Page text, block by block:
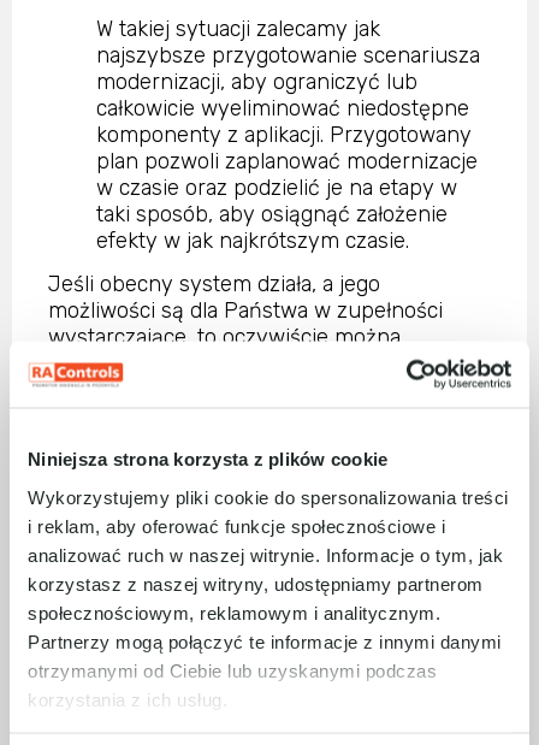
Niniejsza strona korzysta z plików cookie
Wykorzystujemy pliki cookie do spersonalizowania treści
i reklam, aby oferować funkcje społecznościowe i
analizować ruch w naszej witrynie. Informacje o tym, jak
korzystasz z naszej witryny, udostępniamy partnerom
społecznościowym, reklamowym i analitycznym.
Partnerzy mogą połączyć te informacje z innymi danymi
otrzymanymi od Ciebie lub uzyskanymi podczas
korzystania z ich usług.
W takiej sytuacji zalecamy jak
najszybsze przygotowanie scenariusza
modernizacji, aby ograniczyć lub
całkowicie wyeliminować niedostępne
komponenty z aplikacji. Przygotowany
plan pozwoli zaplanować modernizacje
w czasie oraz podzielić je na etapy w
taki sposób, aby osiągnąć założenie
efekty w jak najkrótszym czasie.
Jeśli obecny system działa, a jego
możliwości są dla Państwa w zupełności
wystarczające, to oczywiście można
zrezygnować z modernizacji. Trzeba
natomiast mieć świadomość tego, że w razie
czasochłonna, a w skrajnym scenariuszu
wręcz niemożliwa. Prosimy również brać
pod uwagę wydłużenie usługi serwisowej, co
może się wiązać z nawet
kilkunastotygodniowym przestojem.
Biorąc pod uwagę te ryzyka, rozsądnie jest
przynajmniej rozważyć modernizację
posiadanych podzespołów, które zostały lub
wkrótce zostaną wycofane ze sprzedaży.